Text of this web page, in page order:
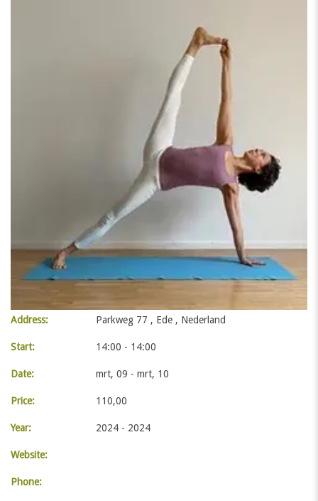
Address: Parkweg 77 , Ede , Nederland
Start: 14:00 - 14:00
Date: mrt, 09 - mrt, 10
Price: 110,00
Year: 2024 - 2024
Website:
Phone: